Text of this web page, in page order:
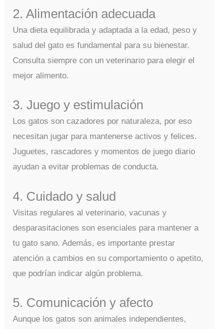
2. Alimentación adecuada
Una dieta equilibrada y adaptada a la edad, peso y
salud del gato es fundamental para su bienestar.
Consulta siempre con un veterinario para elegir el
mejor alimento.
3. Juego y estimulación
Los gatos son cazadores por naturaleza, por eso
necesitan jugar para mantenerse activos y felices.
Juguetes, rascadores y momentos de juego diario
ayudan a evitar problemas de conducta.
4. Cuidado y salud
Visitas regulares al veterinario, vacunas y
desparasitaciones son esenciales para mantener a
tu gato sano. Además, es importante prestar
atención a cambios en su comportamiento o apetito,
que podrían indicar algún problema.
5. Comunicación y afecto
Aunque los gatos son animales independientes,